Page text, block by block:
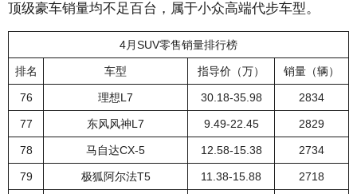
顶级豪车销量均不足百台，属于小众高端代步车型。
4月SUV零售销量排行榜
排名 车型 指导价（万） 销量（辆）
76 理想L7 30.18-35.98 2834
77 东风风神L7 9.49-22.45 2829
78 马自达CX-5 12.58-15.38 2734
79 极狐阿尔法T5 11.38-15.88 2718